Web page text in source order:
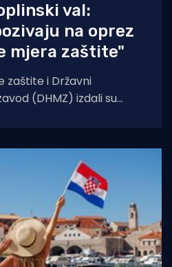
val:
na oprez
mjera zaštite"
zaštite i Državni
(DHMZ) izdali su